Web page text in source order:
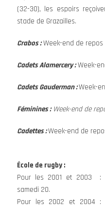
(32-30), les espoirs
stade de Grazailles.
Crabos :Week-end de repos
Cadets Alamercery :Week-
Cadets Gauderman :Week-
Féminines :Week-end de
Cadettes :Week-end de
École de rugby :
Pour les 2001 et 2003 :
samedi 20.
Pour les 2002 et 2004 :